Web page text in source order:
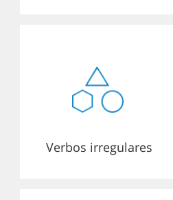
Verbos irregulares